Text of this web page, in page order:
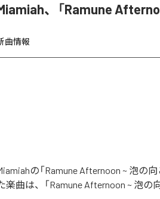
、「Ramune
曲情報
の「Ramune Afternoon ~ 泡の
楽曲は、「Ramune Afternoon ~ 泡の